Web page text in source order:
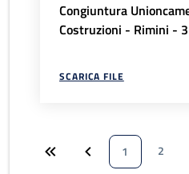
Congiuntura
Costruzioni - Rimini -
SCARICA FILE
1 2